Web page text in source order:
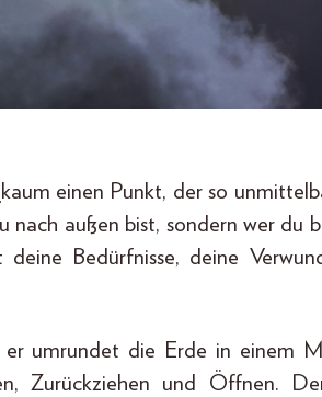
kaum einen Punkt, der so
nach außen bist, sondern wer du
Bedürfnisse, deine
er umrundet die Erde in einem
Zurückziehen und Öffnen.